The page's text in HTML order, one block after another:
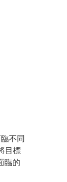
不同
目標
臨的